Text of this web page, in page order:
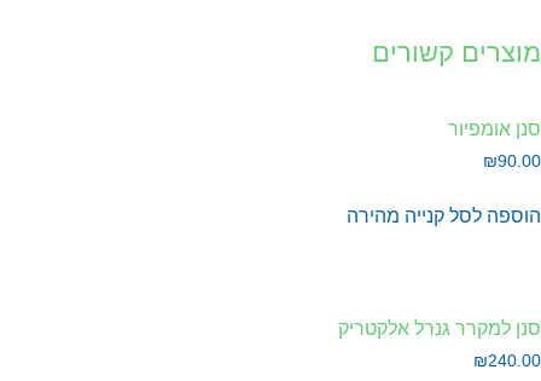
קשורים
אומפיור
₪
לסל קנייה מהירה
למקרר גנרל אלקטריק
₪